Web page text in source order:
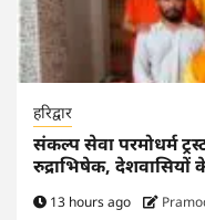
हरिद्वार
संकल्प सेवा परमोधर्म
रुद्राभिषेक,
13 hours ago